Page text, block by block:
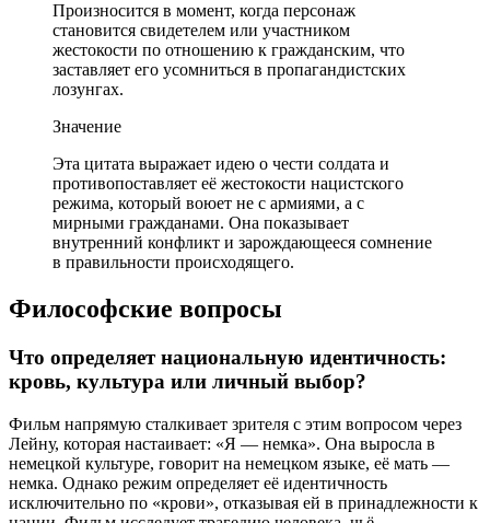
Произносится в момент, когда персонаж
становится свидетелем или участником
жестокости по отношению к гражданским, что
заставляет его усомниться в пропагандистских
лозунгах.
Значение
Эта цитата выражает идею о чести солдата и
противопоставляет её жестокости нацистского
режима, который воюет не с армиями, а с
мирными гражданами. Она показывает
внутренний конфликт и зарождающееся сомнение
в правильности происходящего.
Философские вопросы
Что определяет национальную идентичность:
кровь, культура или личный выбор?
Фильм напрямую сталкивает зрителя с этим вопросом через
Лейну, которая настаивает: «Я — немка». Она выросла в
немецкой культуре, говорит на немецком языке, её мать —
немка. Однако режим определяет её идентичность
исключительно по «крови», отказывая ей в принадлежности к